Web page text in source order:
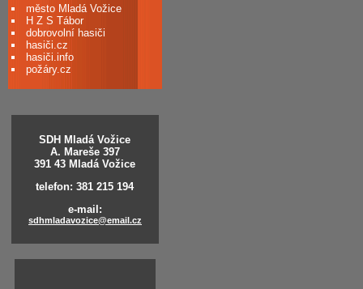
město Mladá Vožice
H Z S Tábor
dobrovolní hasiči
hasiči.cz
hasiči.info
požáry.cz
SDH Mladá Vožice
A. Mareše 397
391 43 Mladá Vožice
telefon: 381 215 194
e-mail:
sdhmladavozice@email.cz